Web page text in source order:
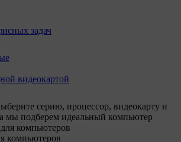
задач
видеокартой
серию, процессор, видеокарту и
мы подберем идеальный компьютер
компьютеров